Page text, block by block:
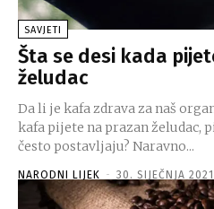
SAVJETI
Šta se desi kada
želudac
Da li je kafa zdrava za naš
kafa pijete na prazan želudac,
često postavljaju? Naravno...
NARODNI LIJEK - 30. SIJEČNJA